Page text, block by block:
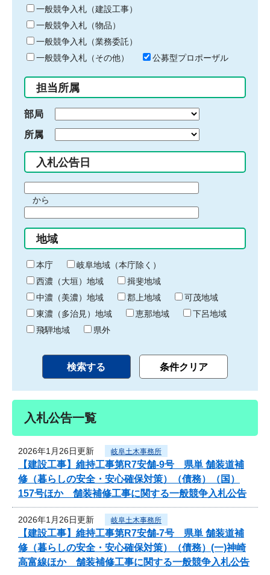
キ
ー
ワ
ー
ド
入
力
一般競争入札（建設工事）
一般競争入札（物品）
一般競争入札（業務委託）
一般競争入札（その他）
公募型プロポーザル
担当所属
部局
所属
入札公告日
間
始
り
から
間
終
わ
り
地域
本庁
岐阜地域（本庁除く）
西濃（大垣）地域
揖斐地域
中濃（美濃）地域
郡上地域
可茂地域
東濃（多治見）地域
恵那地域
下呂地域
飛騨地域
県外
入札公告一覧
2026年1月26日更新 岐阜土木事務所
【建設工事】維持工事第R7安舗-9号 県単 舗装道補
修（暮らしの安全・安心確保対策）（債務）（国）
157号ほか 舗装補修工事に関する一般競争入札公告
2026年1月26日更新 岐阜土木事務所
【建設工事】維持工事第R7安舗-7号 県単 舗装道補
修（暮らしの安全・安心確保対策）（債務）(一)神崎
高富線ほか 舗装補修工事に関する一般競争入札公告